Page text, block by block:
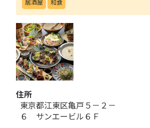
住所
東京都江東区亀戸５－２－
６ サンエービル６Ｆ